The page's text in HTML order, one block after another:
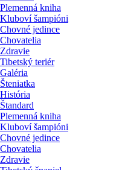
Plemenná kniha
Kluboví šampióni
Chovné jedince
Chovatelia
Zdravie
Tibetský teriér
Galéria
Šteniatka
História
Štandard
Plemenná kniha
Kluboví šampióni
Chovné jedince
Chovatelia
Zdravie